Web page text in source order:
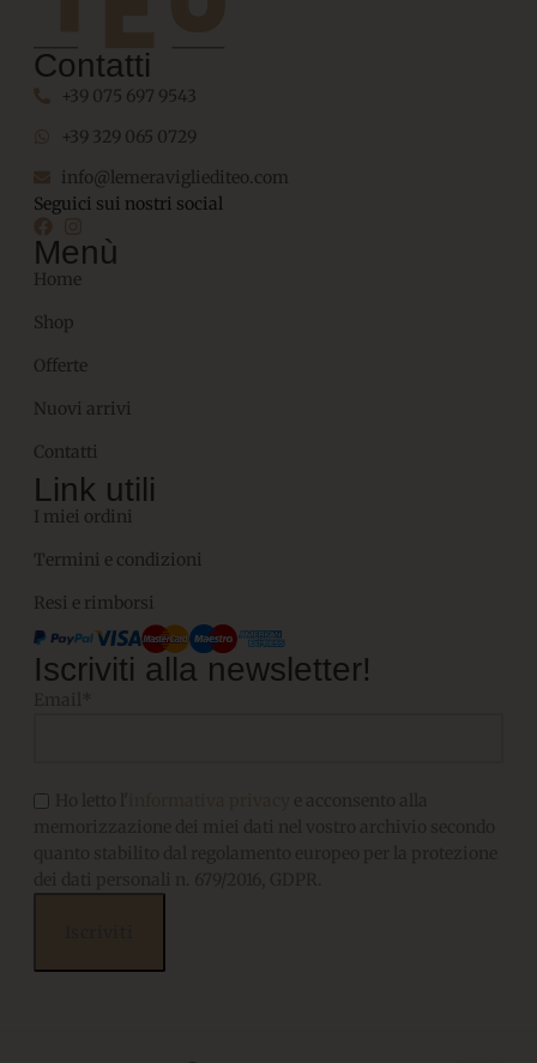
Contatti
+39 075 697 9543
+39 329 065 0729
info@lemeravigliediteo.com
Seguici sui nostri social
Menù
Home
Shop
Offerte
Nuovi arrivi
Contatti
Link utili
I miei ordini
Termini e condizioni
Resi e rimborsi
Iscriviti alla newsletter!